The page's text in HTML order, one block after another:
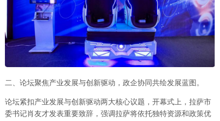
二、论坛聚焦产业发展与创新驱动，政企协同共绘发展蓝图。
论坛紧扣产业发展与创新驱动两大核心议题，开幕式上，拉萨市
委书记肖友才发表重要致辞，强调拉萨将依托独特资源和政策优